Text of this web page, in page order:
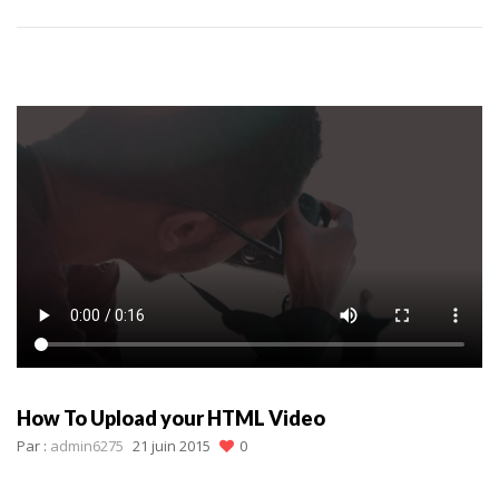
How To Upload your HTML Video
Par : admin6275 21 juin 2015 0